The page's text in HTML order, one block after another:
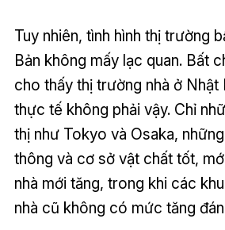
Tuy nhiên, tình hình thị trường
Bản không mấy lạc quan. Bất
cho thấy thị trường nhà ở Nhật
thực tế không phải vậy. Chỉ
thị như Tokyo và Osaka,
thông và cơ sở vật chất tốt,
nhà mới tăng, trong khi các
nhà cũ không có mức tăng